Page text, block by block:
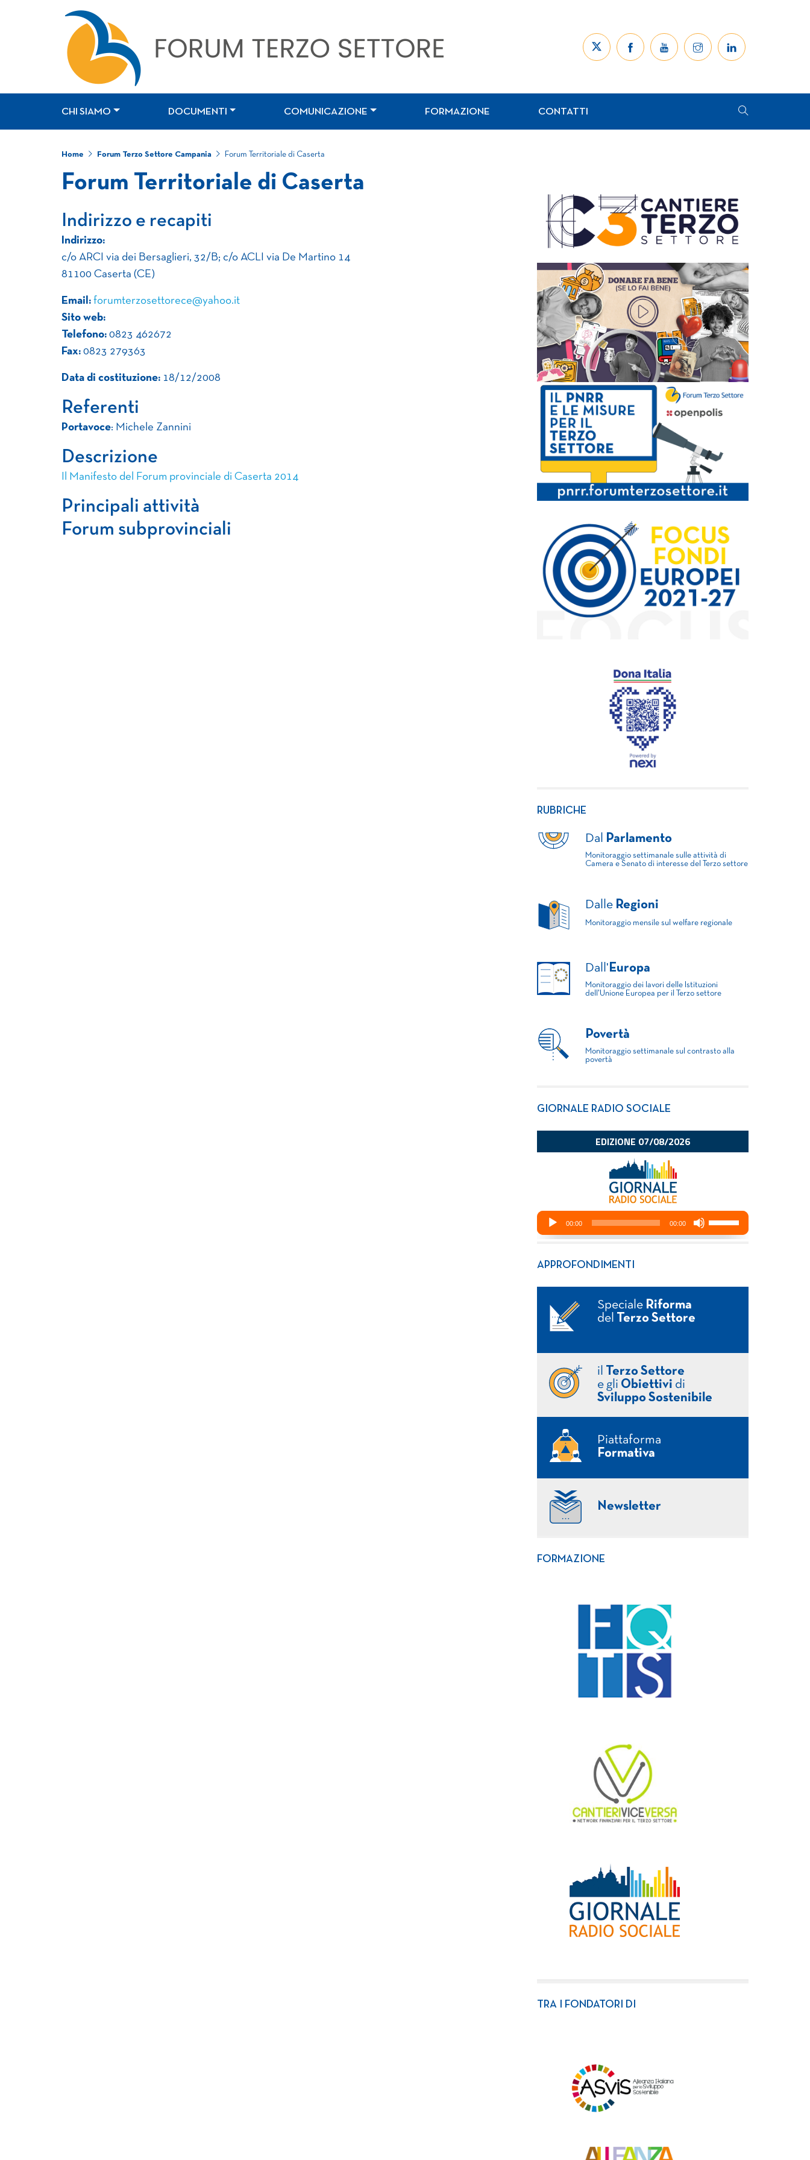
CHI SIAMO DOCUMENTI COMUNICAZIONE FORMAZIONE CONTATTI
Home Forum Terzo Settore Campania Forum Territoriale di Caserta
Forum Territoriale di Caserta
Indirizzo e recapiti
Indirizzo:
c/o ARCI via dei Bersaglieri, 32/B; c/o ACLI via De Martino 14
81100 Caserta (CE)
Email: forumterzosettorece@yahoo.it
Sito web:
Telefono: 0823 462672
Fax: 0823 279363
Data di costituzione: 18/12/2008
Referenti
Portavoce: Michele Zannini
Descrizione
Il Manifesto del Forum provinciale di Caserta 2014
Principali attività
Forum subprovinciali
RUBRICHE
Dal Parlamento
Monitoraggio settimanale sulle attività di
Camera e Senato di interesse del Terzo settore
Dalle Regioni
Monitoraggio mensile sul welfare regionale
Dall' Europa
Monitoraggio dei lavori delle Istituzioni
dell'Unione Europea per il Terzo settore
Povertà
Monitoraggio settimanale sul contrasto alla
povertà
GIORNALE RADIO SOCIALE
APPROFONDIMENTI
Speciale Riforma
del
Terzo Settore
il
Terzo Settore
e gli Obiettivi di
Sviluppo Sostenibile
Piattaforma
Formativa
Newsletter
FORMAZIONE
TRA I FONDATORI DI